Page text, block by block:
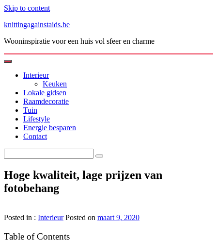
Skip to content
knittingagainstaids.be
Wooninspiratie voor een huis vol sfeer en charme
Interieur
Keuken
Lokale gidsen
Raamdecoratie
Tuin
Lifestyle
Energie besparen
Contact
Hoge kwaliteit, lage prijzen van
fotobehang
Posted in : Interieur Posted on maart 9, 2020
Table of Contents